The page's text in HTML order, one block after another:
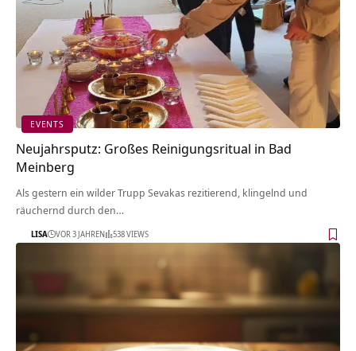
EVENTS
Neujahrsputz: Großes Reinigungsritual in Bad
Meinberg
Als gestern ein wilder Trupp Sevakas rezitierend, klingelnd und
räuchernd durch den…
LISA VOR 3 JAHREN 538 VIEWS